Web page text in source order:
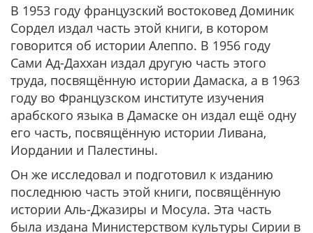
В 1953 году французский востоковед Доминик
Сордел издал часть этой книги, в котором
говорится об истории Алеппо. В 1956 году
Сами Ад-Даххан издал другую часть этого
труда, посвящённую истории Дамаска, а в 1963
году во Французском институте изучения
арабского языка в Дамаске он издал ещё одну
его часть, посвящённую истории Ливана,
Иордании и Палестины.
Он же исследовал и подготовил к изданию
последнюю часть этой книги, посвящённую
истории Аль-Джазиры и Мосула. Эта часть
была издана Министерством культуры Сирии в